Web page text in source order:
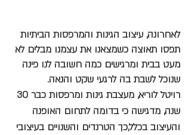
לאחרונה, עיצוב הגינות והמרפסות הביתיות
תפסו תאוצה כשמצאנו את עצמנו מבלים לא
מעט בבית ומרגישים כמה חשובה לנו פינה
שנוכל לשבת בה לרגעי שקט והנאה.
שנה, מדגישה כי בדומה לתחום האופנה
והעיצוב בכלל,כך הטרנדים והשנויים בעיצובי